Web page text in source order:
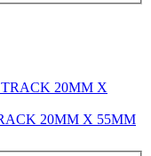
20MM X 55MM